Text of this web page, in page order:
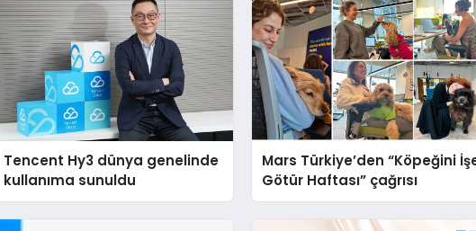
Tencent Hy3 dünya genelinde
kullanıma sunuldu
Mars Türkiye’den “Köpeğini
Götür Haftası” çağrısı